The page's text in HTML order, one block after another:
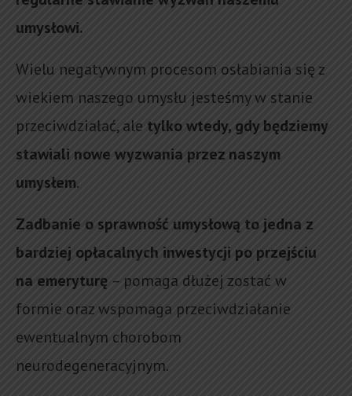
umysłowi.
Wielu negatywnym procesom osłabiania się z
wiekiem naszego umysłu jesteśmy w stanie
przeciwdziałać, ale tylko wtedy, gdy będziemy
stawiali nowe wyzwania przez naszym
umysłem.
Zadbanie o sprawność umysłową to jedna z
bardziej opłacalnych inwestycji po przejściu
na emeryturę – pomaga dłużej zostać w
formie oraz wspomaga przeciwdziałanie
ewentualnym chorobom
neurodegeneracyjnym.